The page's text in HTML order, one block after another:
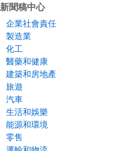
新聞稿中心
企業社會責任
製造業
化工
醫藥和健康
建築和房地產
旅遊
汽車
生活和娛樂
能源和環境
零售